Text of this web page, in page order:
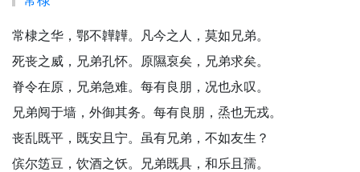
常棣之华，鄂不韡韡。凡今之人，莫如兄弟。
死丧之威，兄弟孔怀。原隰裒矣，兄弟求矣。
脊令在原，兄弟急难。每有良朋，况也永叹。
兄弟阋于墙，外御其务。每有良朋，烝也无戎。
丧乱既平，既安且宁。虽有兄弟，不如友生？
傧尔笾豆，饮酒之饫。兄弟既具，和乐且孺。